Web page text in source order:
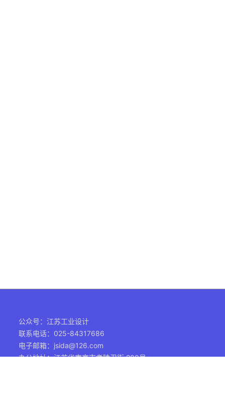
公众号：江苏工业设计
联系电话：025-84317686
电子邮箱：jsida@126.com
办公地址：江苏省南京市孝陵卫街 200号